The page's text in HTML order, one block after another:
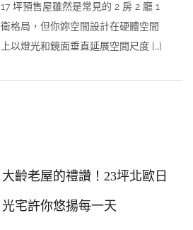
17 坪預售屋雖然是常見的 2 房 2 廳 1
衛格局，但你妳空間設計在硬體空間
上以燈光和鏡面垂直延展空間尺度 […]
大齡老屋的禮讚！23坪北歐日
光宅許你悠揚每一天